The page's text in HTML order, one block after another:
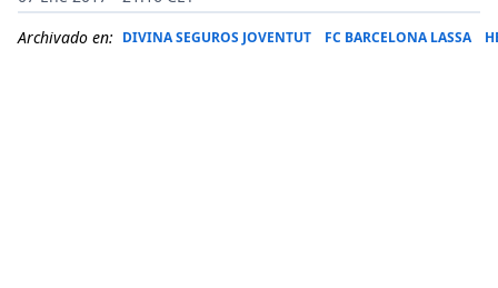
Archivado en: DIVINA SEGUROS JOVENTUT FC BARCELONA LASSA